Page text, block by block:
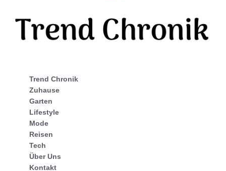
Trend Chronik
Zuhause
Garten
Lifestyle
Mode
Reisen
Tech
Über Uns
Kontakt